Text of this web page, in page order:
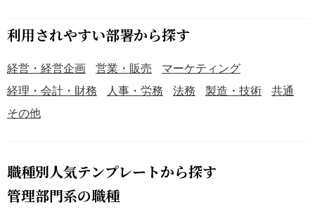
利用されやすい部署から探す
経営・経営企画 営業・販売
マーケティング
経理・会計・財務
人事・労務 法務 製造・技術
共通
その他
職種別人気テンプレートから探す
管理部門系の職種